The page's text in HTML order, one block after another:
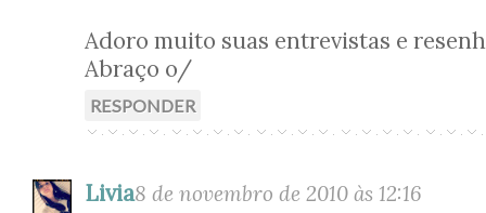
Adoro muito suas entrevistas e
Abraço o/
RESPONDER
Livia8 de novembro de 2010 às 12:16